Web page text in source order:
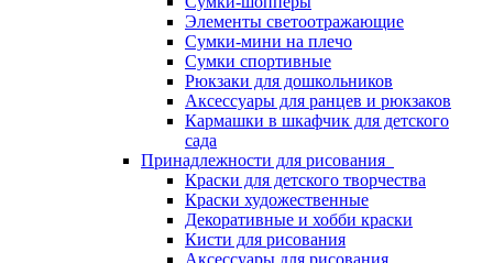
Элементы светоотражающие
Сумки-мини на плечо
Сумки спортивные
Рюкзаки для дошкольников
Аксессуары для ранцев и рюкзаков
Кармашки в шкафчик для детского
сада
Принадлежности для рисования
Краски для детского творчества
Краски художественные
Декоративные и хобби краски
Кисти для рисования
Аксессуары для рисования